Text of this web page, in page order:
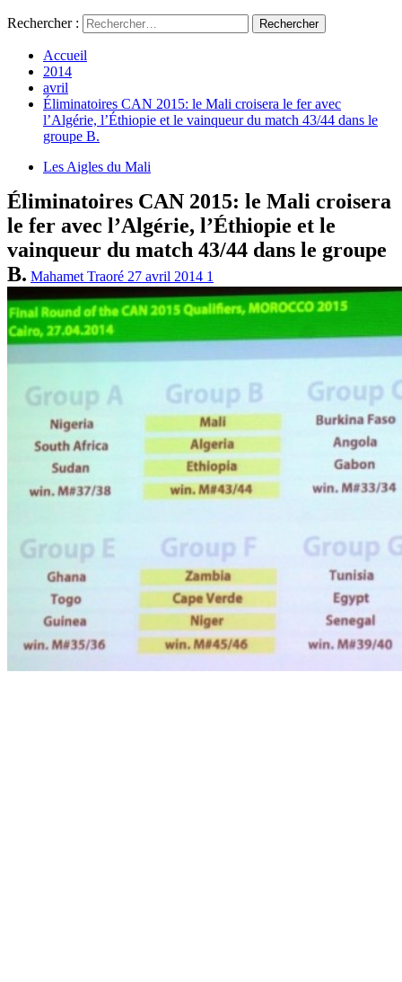
Rechercher :
Accueil
2014
avril
Éliminatoires CAN 2015: le Mali croisera le fer avec
l’Algérie, l’Éthiopie et le vainqueur du match 43/44 dans le
groupe B.
Les Aigles du Mali
Éliminatoires CAN 2015: le Mali croisera
le fer avec l’Algérie, l’Éthiopie et le
vainqueur du match 43/44 dans le groupe
B. Mahamet Traoré 27 avril 2014 1